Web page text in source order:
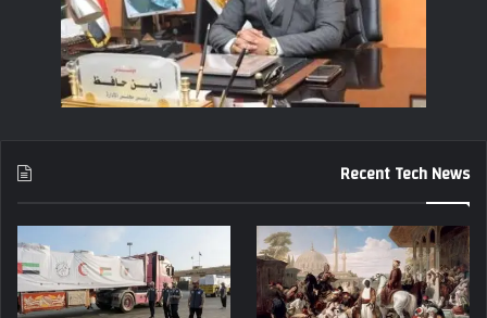
Recent Tech News